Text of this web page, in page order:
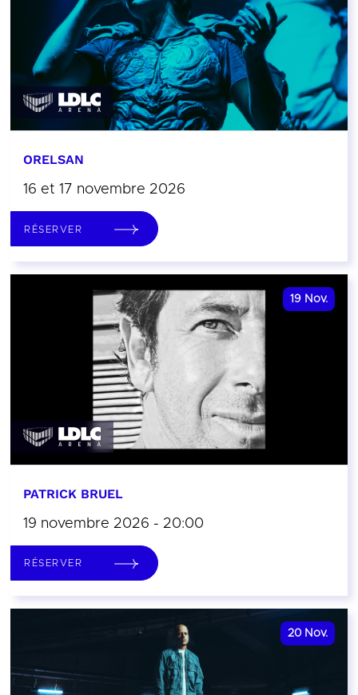
ORELSAN
16 et 17 novembre 2026
RÉSERVER
19 Nov.
PATRICK BRUEL
19 novembre 2026 - 20:00
RÉSERVER
20 Nov.